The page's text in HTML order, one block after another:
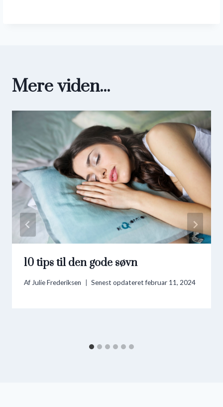
Mere viden...
10 tips til den gode søvn
Af Julie Frederiksen Senest opdateret februar 11, 2024